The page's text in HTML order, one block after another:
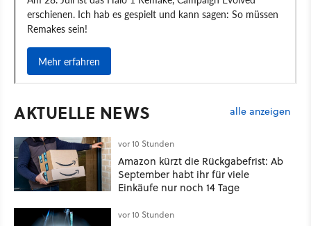
AKTUELLE NEWS alle anzeigen
vor 10 Stunden
Amazon kürzt die Rückgabefrist: Ab
September habt ihr für viele
Einkäufe nur noch 14 Tage
vor 10 Stunden